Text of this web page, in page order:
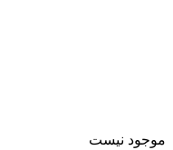
موجود نیست